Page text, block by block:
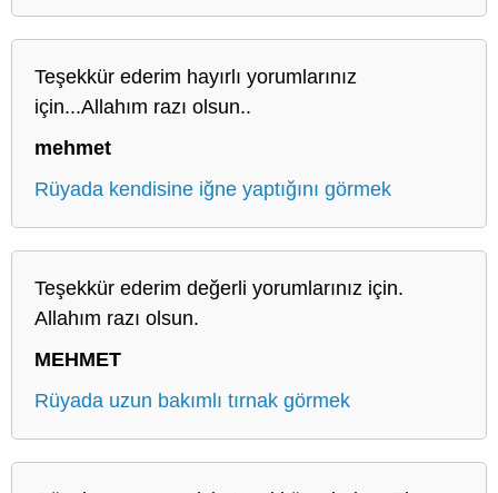
Teşekkür ederim hayırlı yorumlarınız
için...Allahım razı olsun..
mehmet
Rüyada kendisine iğne yaptığını görmek
Teşekkür ederim değerli yorumlarınız için.
Allahım razı olsun.
MEHMET
Rüyada uzun bakımlı tırnak görmek